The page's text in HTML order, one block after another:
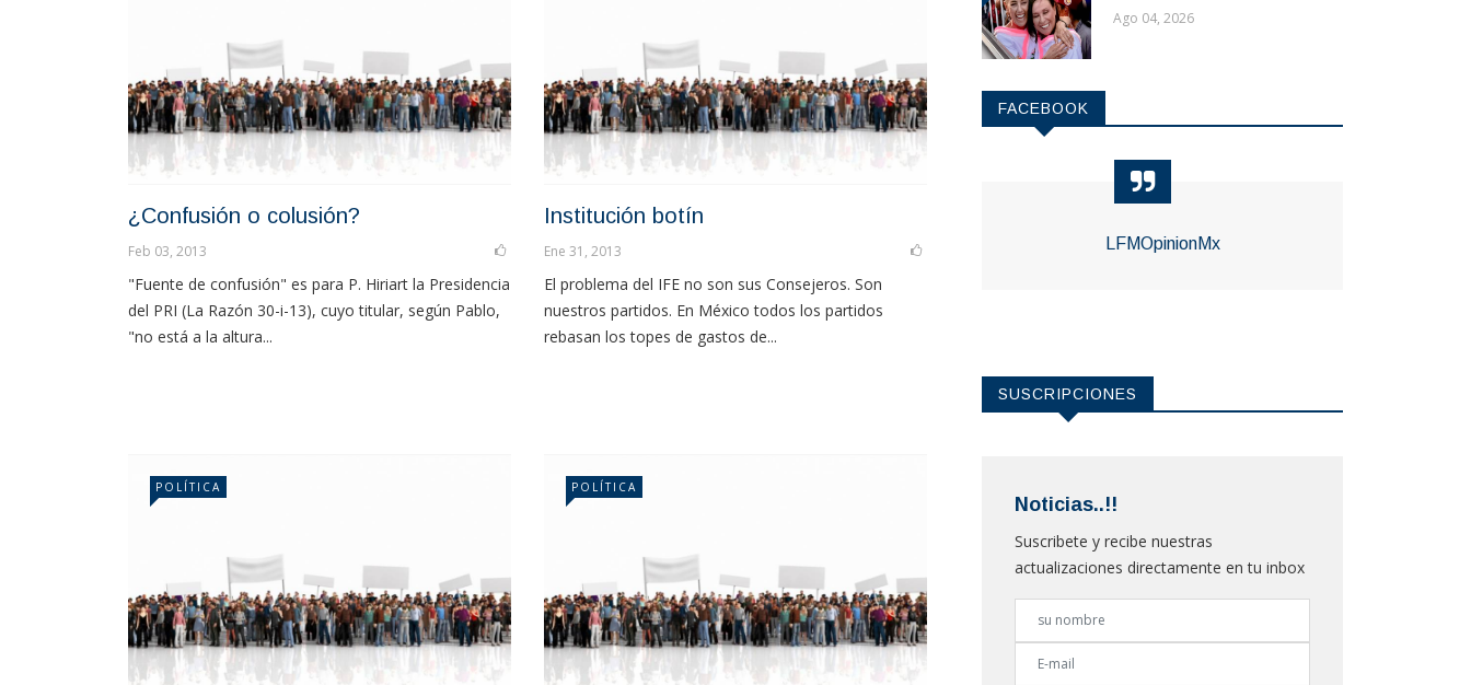
¿Confusión o colusión?
Feb 03, 2013
"Fuente de confusión" es para P. Hiriart la Presidencia
del PRI (La Razón 30-i-13), cuyo titular, según Pablo,
"no está a la altura...
Institución botín
Ene 31, 2013
El problema del IFE no son sus Consejeros. Son
nuestros partidos. En México todos los partidos
rebasan los topes de gastos de...
POLÍTICA POLÍTICA
Ago 04, 2026
FACEBOOK
LFMOpinionMx
SUSCRIPCIONES
Noticias..!!
Suscribete y recibe nuestras
actualizaciones directamente en tu inbox